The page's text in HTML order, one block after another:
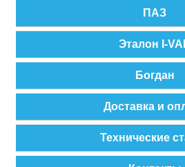
ПАЗ
Эталон I-
Богдан
Доставка и
Технические